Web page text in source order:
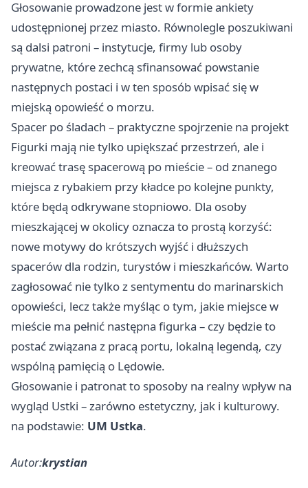
Głosowanie prowadzone jest w formie ankiety
udostępnionej przez miasto. Równolegle poszukiwani
są dalsi patroni – instytucje, firmy lub osoby
prywatne, które zechcą sfinansować powstanie
następnych postaci i w ten sposób wpisać się w
miejską opowieść o morzu.
Spacer po śladach – praktyczne spojrzenie na projekt
Figurki mają nie tylko upiększać przestrzeń, ale i
kreować trasę spacerową po mieście – od znanego
miejsca z rybakiem przy kładce po kolejne punkty,
które będą odkrywane stopniowo. Dla osoby
mieszkającej w okolicy oznacza to prostą korzyść:
nowe motywy do krótszych wyjść i dłuższych
spacerów dla rodzin, turystów i mieszkańców. Warto
zagłosować nie tylko z sentymentu do marinarskich
opowieści, lecz także myśląc o tym, jakie miejsce w
mieście ma pełnić następna figurka – czy będzie to
postać związana z pracą portu, lokalną legendą, czy
wspólną pamięcią o Lędowie.
Głosowanie i patronat to sposoby na realny wpływ na
wygląd Ustki – zarówno estetyczny, jak i kulturowy.
na podstawie: UM Ustka.
Autor:krystian